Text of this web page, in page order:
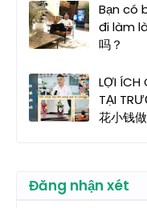
Bạn có
đi làm
吗？
LỢI ÍCH
TẠI
花小钱
Đăng nhận xét